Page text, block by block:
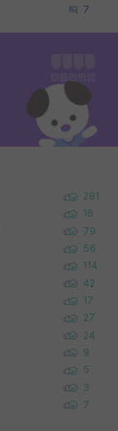
7
281
16
79
56
114
42
17
27
24
9
5
3
7